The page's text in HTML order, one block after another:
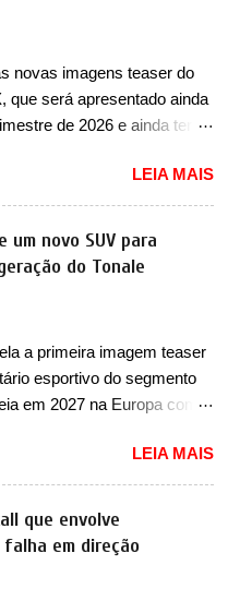
exclusivo. Ao todo,
ou seja, limitado demais.
com um motor V10
de desenvolver cerca de
de nome. Vendido
na China apenas
das mudanças visuais, a
que ele pode ser um dos
Chamado de ’16 em 1’,
de Thunder, ele apresenta
eficiência térmica e integra
hardware. Entre eles, motor
de motor, redutor,
controle ativo de pré-
de domínio de energia. Há
de software como
novas imagens teaser do
que será apresentado ainda
de 2026 e ainda terá
Automotive (abreviação
uma nova imagem teaser
será o Interceptor GTX, o
a marca no
(GT) apareceu em
de traseira, onde ele
que o esportivo será
trimestre de 2026, ou
entre os meses de julho e
neste mês ou até o
A marca confirmou que
"protótipo de pré-produção,
exclusivo para
antecipar as futuras versões
LEIA MAIS
novo SUV para
do Tonale
a primeira imagem teaser
esportivo do segmento
em 2027 na Europa com
imagem teaser de um
da marca italiana,
lançado em meados de
não tem nome ou se é
de um modelo existente, o
LEIA MAIS
que envolve
falha em direção